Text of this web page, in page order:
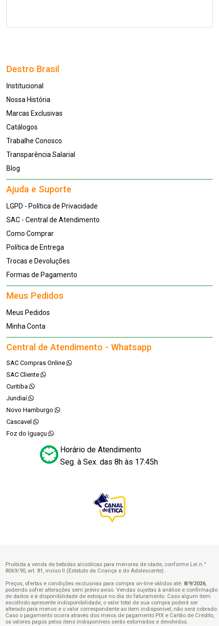
Destro Brasil
Institucional
Nossa História
Marcas Exclusivas
Catálogos
Trabalhe Conosco
Transparência Salarial
Blog
Ajuda e Suporte
LGPD - Política de Privacidade
SAC - Central de Atendimento
Como Comprar
Política de Entrega
Trocas e Devoluções
Formas de Pagamento
Meus Pedidos
Meus Pedidos
Minha Conta
Central de Atendimento - Whatsapp
SAC Compras Online
SAC Cliente
Curitiba
Jundiaí
Novo Hamburgo
Cascavel
Foz do Iguaçu
Horário de Atendimento
Seg. à Sex. das 8h às 17:45h
Proibida a venda de bebidas alcoólicas para menores de idade, conforme Lei n.°
8069/90, art. 81, inciso II (Estatuto da Criança e do Adolescente).
Preços, ofertas e condições exclusivas para compra on-line válidos até: 8/9/2026,
podendo sofrer alterações sem prévio aviso. Vendas sujeitas à análise e confirmação
de dados e à disponibilidade de estoque no dia do faturamento. Caso algum item
escolhido apresente indisponibilidade, o valor total de sua compra poderá ser
alterado para menos e o valor correspondente ao item indisponível, não será cobrado.
Caso o pagamento ocorra através dos meios de pagamento PIX e Cartão de Crédito,
os valores pagos pelos itens indisponíveis serão estornados e devolvidos.